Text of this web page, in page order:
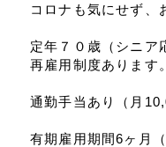
コロナも気にせず、
定年７０歳（シニア
再雇用制度あります。
通勤手当あり（月
有期雇用期間6ヶ月